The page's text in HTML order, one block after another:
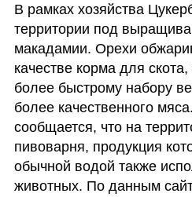
В рамках хозяйства
территории под
макадамии. Орехи
качестве корма для
более быстрому набору
более качественного
сообщается, что на
пивоварня, продукция
обычной водой также
животных. По данным